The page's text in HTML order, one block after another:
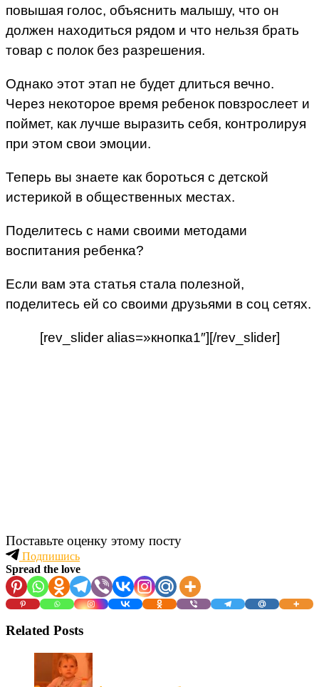
повышая голос, объяснить малышу, что он
должен находиться рядом и что нельзя брать
товар с полок без разрешения.
Однако этот этап не будет длиться вечно.
Через некоторое время ребенок повзрослеет и
поймет, как лучше выразить себя, контролируя
при этом свои эмоции.
Теперь вы знаете как бороться с детской
истерикой в общественных местах.
Поделитесь с нами своими методами
воспитания ребенка?
Если вам эта статья стала полезной,
поделитесь ей со своими друзьями в соц сетях.
[rev_slider alias=»кнопка1″][/rev_slider]
Поставьте оценку этому посту
Подпишись
Spread the love
Related Posts